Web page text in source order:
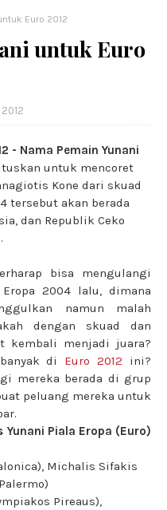
Euro 2012
untuk Euro
- Nama Pemain Yunani
untuk mencoret
Kone dari skuad
tersebut akan berada
dan Republik Ceko
bisa mengulangi
2004 lalu, dimana
namun malah
dengan skuad dan
kembali menjadi juara?
di Euro 2012 ini?
mereka berada di grup
peluang mereka untuk
Piala Eropa (Euro)
Michalis Sifakis
Pireaus),